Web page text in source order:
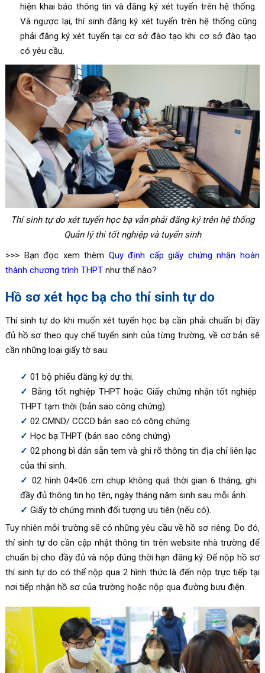
hiện khai báo thông tin và đăng ký xét tuyển trên hệ thống.
Và ngược lại, thí sinh đăng ký xét tuyển trên hệ thống cũng
phải đăng ký xét tuyển tại cơ sở đào tạo khi cơ sở đào tạo
có yêu cầu.
Thí sinh tự do xét tuyển học bạ vẫn phải đăng ký trên hệ thống
Quản lý thi tốt nghiệp và tuyển sinh
>>> Bạn đọc xem thêm Quy định cấp giấy chứng nhận hoàn
thành chương trình THPTnhư thế nào?
Hồ sơ xét học bạ cho thí sinh tự do
Thí sinh tự do khi muốn xét tuyển học bạ cần phải chuẩn bị đầy
đủ hồ sơ theo quy chế tuyển sinh của từng trường, về cơ bản sẽ
cần những loại giấy tờ sau:
01 bộ phiếu đăng ký dự thi.
Bằng tốt nghiệp THPT hoặc Giấy chứng nhận tốt nghiệp
THPT tạm thời (bản sao công chứng)
02 CMND/ CCCD bản sao có công chứng.
Học bạ THPT (bản sao công chứng)
02 phong bì dán sẵn tem và ghi rõ thông tin địa chỉ liên lạc
của thí sinh.
02 hình 04×06 cm chụp không quá thời gian 6 tháng, ghi
đầy đủ thông tin họ tên, ngày tháng năm sinh sau mỗi ảnh.
Giấy tờ chứng minh đối tượng ưu tiên (nếu có).
Tuy nhiên mỗi trường sẽ có những yêu cầu về hồ sơ riêng. Do đó,
thí sinh tự do cần cập nhật thông tin trên website nhà trường để
chuẩn bị cho đầy đủ và nộp đúng thời hạn đăng ký. Để nộp hồ sơ
thí sinh tự do có thể nộp qua 2 hình thức là đến nộp trực tiếp tại
nơi tiếp nhận hồ sơ của trường hoặc nộp qua đường bưu điện.